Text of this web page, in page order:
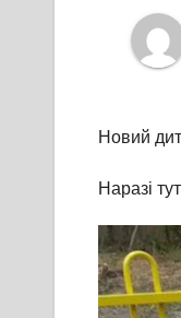
Новий
Наразі